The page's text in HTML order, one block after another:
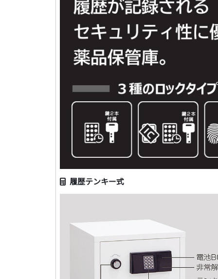
履歴テンキー式